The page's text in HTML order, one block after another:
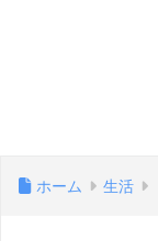
ホーム 生活